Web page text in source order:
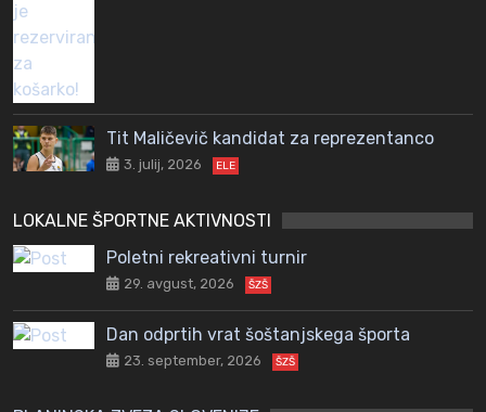
Tit Maličevič kandidat za reprezentanco
3. julij, 2026 ELE
LOKALNE ŠPORTNE AKTIVNOSTI
Poletni rekreativni turnir
29. avgust, 2026 ŠZŠ
Dan odprtih vrat šoštanjskega športa
23. september, 2026 ŠZŠ